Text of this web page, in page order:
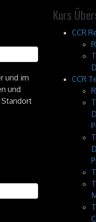
und im
und
Standort
Kurs
CCR
CCR